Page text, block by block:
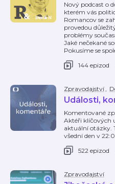
Nový podcast o
kterém vás
Romancov se
provedou
problémy
Jaké nečekané
Pokusíme se
144 epizod
Zpravodajství,
Události,
Komentované
Aktéři klíčových
aktuální otázky.
všední den v
522 epizod
Zpravodajství